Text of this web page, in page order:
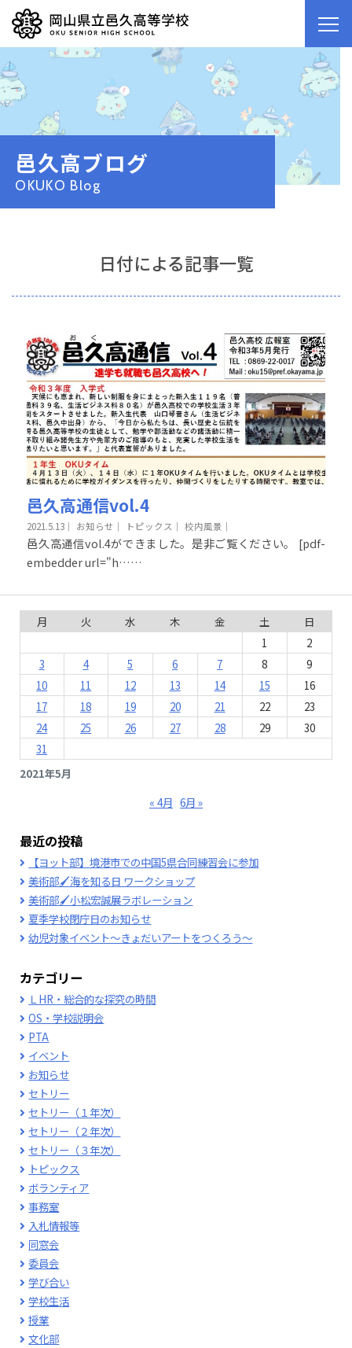
邑久高ブログ
OKUKO Blog
日付による記事一覧
邑久高通信vol.4
2021.5.13 ｜ お知らせ｜ トピックス｜校内風景｜
邑久高通信vol.4ができました。是非ご覧ください。 [pdf-
embedder url="h……
2021年5月
月 火 水 木 金 土
日
1
2
3
4 5 6 7 8
9
10
11 12 13 14 15
16
17
18 19 20 21 22
23
24
25 26 27 28 29
30
31
« 4月 6月 »
最近の投稿
【ヨット部】境港市での中国5県合同練習会に参加
美術部🖌海を知る日 ワークショップ
美術部🖌小松宏誠展ラボレーション
夏季学校閉庁日のお知らせ
幼児対象イベント～きょだいアートをつくろう～
カテゴリー
ＬHR・総合的な探究の時間
OS・学校説明会
PTA
イベント
お知らせ
セトリー
セトリー（１年次）
セトリー（２年次）
セトリー（３年次）
トピックス
ボランティア
事務室
入札情報等
同窓会
委員会
学び合い
学校生活
授業
文化部